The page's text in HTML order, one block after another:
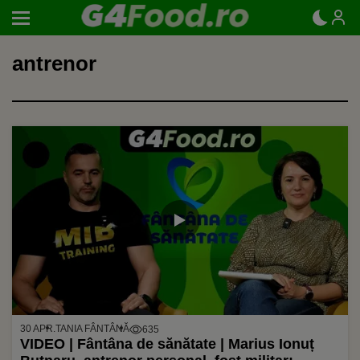
antrenor
30 APR.TANIA FÂNTÂNĂ 635
VIDEO | Fântâna de sănătate | Marius Ionuț